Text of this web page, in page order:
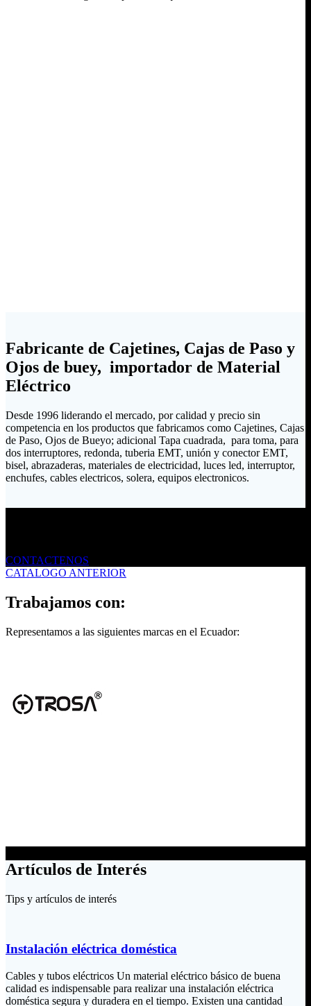
Fabricante de Cajetines, Cajas de Paso y
Ojos de buey, importador de Material
Eléctrico
Desde 1996 liderando el mercado, por calidad y precio sin
competencia en los productos que fabricamos como Cajetines, Cajas
de Paso, Ojos de Bueyo; adicional Tapa cuadrada, para toma, para
dos interruptores, redonda, tuberia EMT, unión y conector EMT,
bisel, abrazaderas, materiales de electricidad, luces led, interruptor,
enchufes, cables electricos, solera, equipos electronicos.
CONTACTENOS
CATALOGO ANTERIOR
Trabajamos con:
Representamos a las siguientes marcas en el Ecuador:
Artículos de Interés
Tips y artículos de interés
Instalación eléctrica doméstica
Cables y tubos eléctricos Un material eléctrico básico de buena
calidad es indispensable para realizar una instalación eléctrica
doméstica segura y duradera en el tiempo. Existen una cantidad